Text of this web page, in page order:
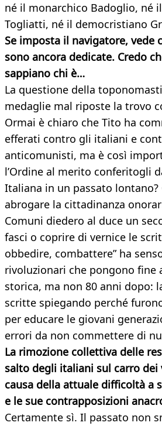
né il monarchico Badoglio, né
Togliatti, né il democristiano
Se imposta il navigatore, vede
sono ancora dedicate. Credo
sappiano chi è…
La questione della
medaglie mal riposte la trovo
Ormai è chiaro che Tito ha
efferati contro gli italiani e
anticomunisti, ma è così
l’Ordine al merito conferitogli
Italiana in un passato lontano?
abrogare la cittadinanza
Comuni diedero al duce un
fasci o coprire di vernice le
obbedire, combattere” ha
rivoluzionari che pongono fine
storica, ma non 80 anni dopo:
scritte spiegando perché
per educare le giovani
errori da non commettere di
La rimozione collettiva delle
salto degli italiani sul carro
causa della attuale difficoltà a
e le sue contrapposizioni
Certamente sì. Il passato non